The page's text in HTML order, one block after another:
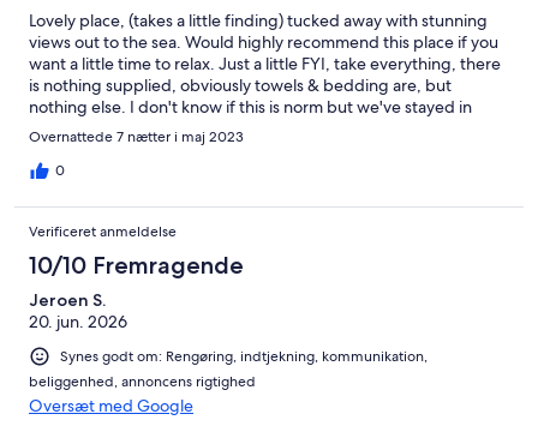
Lovely place, (takes a little finding) tucked away with stunning
views out to the sea. Would highly recommend this place if you
want a little time to relax. Just a little FYI, take everything, there
is nothing supplied, obviously towels & bedding are, but
nothing else. I don't know if this is norm but we've stayed in
many VRBO homes and this is the 1st without salt & pepper or
only 1 loo roll 😆 (Intermarché in Monchique is excellent)
However, don't let that put you off it's well worth it.
Overnattede 7 nætter i maj 2023
0
Verificeret anmeldelse
10/10 Fremragende
Jeroen S.
20. jun. 2026
Synes godt om: Rengøring, indtjekning, kommunikation,
beliggenhed, annoncens rigtighed
Oversæt med Google